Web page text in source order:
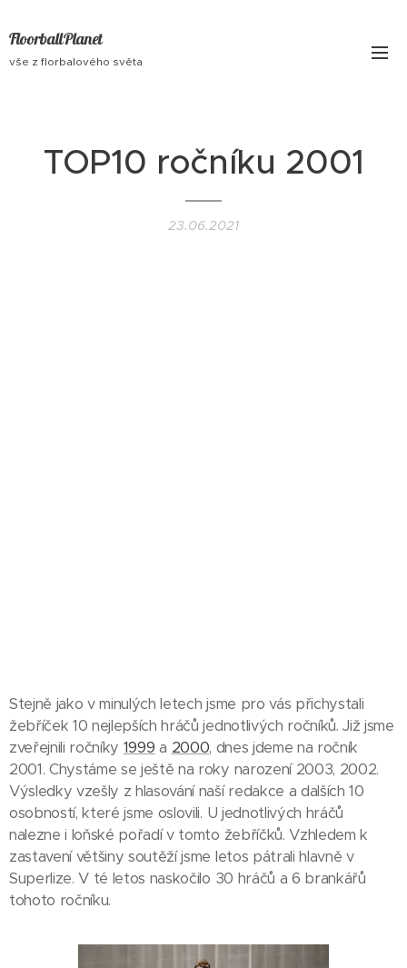
FloorballPlanet
vše z florbalového světa
TOP10 ročníku 2001
23.06.2021
Stejně jako v minulých letech jsme pro vás přichystali
žebříček 10 nejlepších hráčů jednotlivých ročníků. Již jsme
zveřejnili ročníky 1999 a 2000, dnes jdeme na ročník
2001. Chystáme se ještě na roky narození 2003, 2002.
Výsledky vzešly z hlasování naší redakce a dalších 10
osobností, které jsme oslovili. U jednotlivých hráčů
nalezne i loňské pořadí v tomto žebříčků. Vzhledem k
zastavení většiny soutěží jsme letos pátrali hlavně v
Superlize. V té letos naskočilo 30 hráčů a 6 brankářů
tohoto ročníku.